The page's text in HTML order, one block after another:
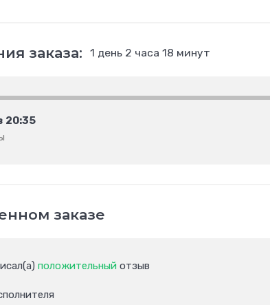
заказа: 1 день 2 часа 18 минут
20:35
заказе
положительный отзыв